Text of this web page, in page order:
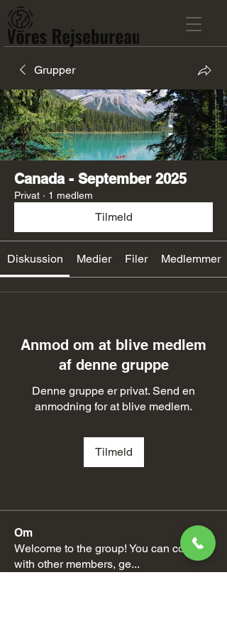
Grupper
Canada - September 2025
Privat · 1 medlem
Tilmeld
Diskussion Medier Filer Medlemmer
Anmod om at blive medlem
af denne gruppe
Denne gruppe er privat. Send en
anmodning for at blive medlem.
Tilmeld
Om
Welcome to the group! You can connect
with other members, ge...